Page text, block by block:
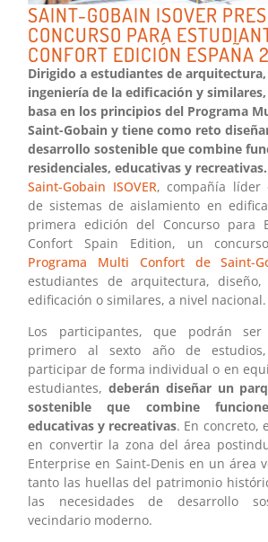
SAINT-GOBAIN ISOVER
CONCURSO PARA
CONFORT EDICIÓN ESPAÑA
Dirigido a estudiantes de
ingeniería de la edificación y
basa en los principios del Programa
Saint-Gobain y tiene como reto
desarrollo sostenible que combine
residenciales, educativas y recreativas.
Saint-Gobain ISOVER, compañía líder
de sistemas de aislamiento en
primera edición del Concurso para
Confort Spain Edition, un
Programa Multi Confort de Saint-
estudiantes de arquitectura,
edificación o similares, a nivel nacional.
Los participantes, que podrán ser
primero al sexto año de
participar de forma individual o en
estudiantes, deberán diseñar un
sostenible que combine
educativas y recreativas. En concreto,
en convertir la zona del área
Enterprise en Saint-Denis en un área
tanto las huellas del patrimonio
las necesidades de desarrollo
vecindario moderno.